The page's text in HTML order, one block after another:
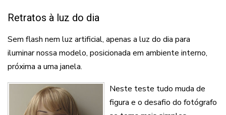
Retratos à luz do dia
Sem flash nem luz artificial, apenas a luz do dia para
iluminar nossa modelo, posicionada em ambiente interno,
próxima a uma janela.
Neste teste tudo muda de
figura e o desafio do fotógrafo